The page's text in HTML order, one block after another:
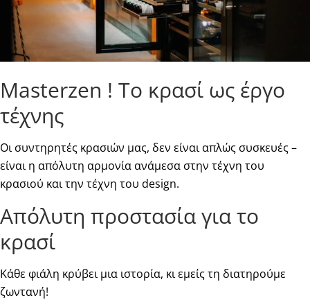
Masterzen ! Το κρασί ως έργο
τέχνης
Οι συντηρητές κρασιών μας, δεν είναι απλώς συσκευές –
είναι η απόλυτη αρμονία ανάμεσα στην τέχνη του
κρασιού και την τέχνη του design.
Απόλυτη προστασία για το
κρασί
Κάθε φιάλη κρύβει μια ιστορία, κι εμείς τη διατηρούμε
ζωντανή!